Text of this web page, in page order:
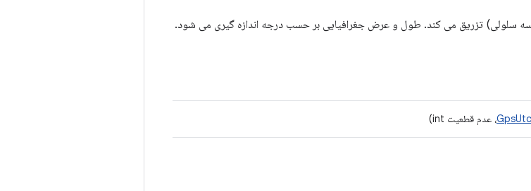
سلولی) تزریق می کند. طول و عرض جغرافیایی بر حسب درجه اندازه گیری می شود.